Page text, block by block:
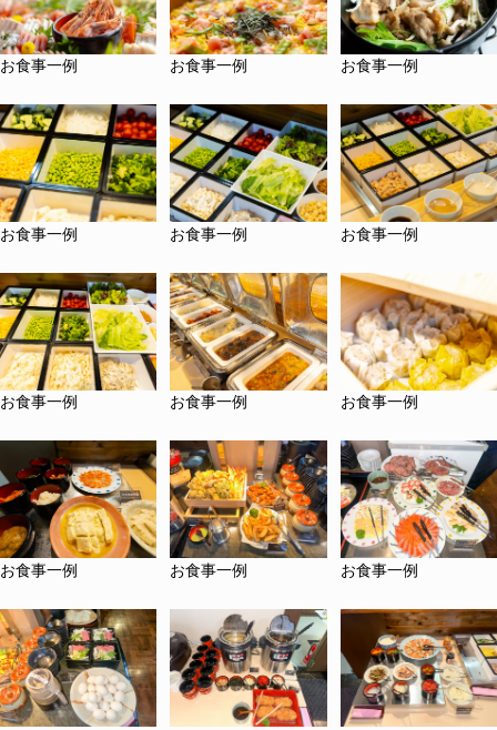
お食事一例 お食事一例 お食事一例
お食事一例 お食事一例 お食事一例
お食事一例 お食事一例 お食事一例
お食事一例 お食事一例 お食事一例